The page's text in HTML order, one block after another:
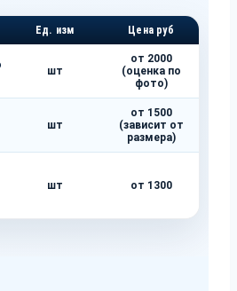
Ед. изм Цена руб
шт
от 2000
(оценка по
фото)
шт
от 1500
(зависит от
размера)
шт от 1300